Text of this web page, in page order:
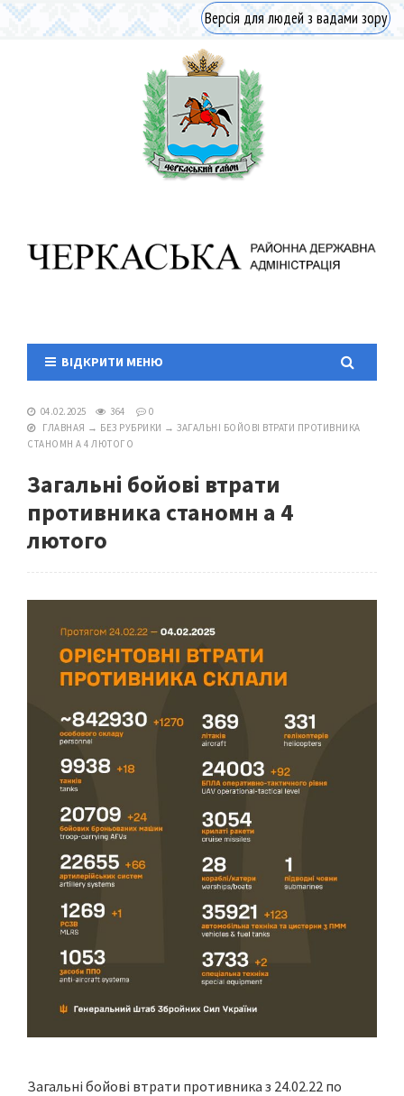
Версія для людей з вадами зору
ВІДКРИТИ МЕНЮ
04.02.2025 364
0
ГЛАВНАЯ → БЕЗ РУБРИКИ → ЗАГАЛЬНІ БОЙОВІ ВТРАТИ ПРОТИВНИКА
СТАНОМН А 4 ЛЮТОГО
Загальні бойові втрати
противника станомн а 4
лютого
Загальні бойові втрати противника з 24.02.22 по